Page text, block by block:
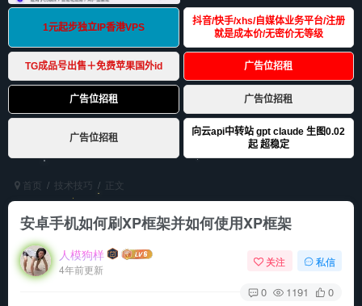
首页 技术技巧 正文
安卓手机如何刷XP框架并如何使用XP框架
人模狗样
4年前更新
关注 私信
0 1191 0